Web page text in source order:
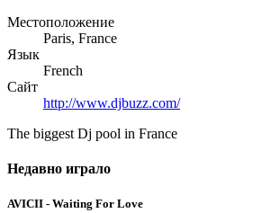
Местоположение
Paris, France
Язык
French
Сайт
http://www.djbuzz.com/
The biggest Dj pool in France
Недавно играло
AVICII - Waiting For Love